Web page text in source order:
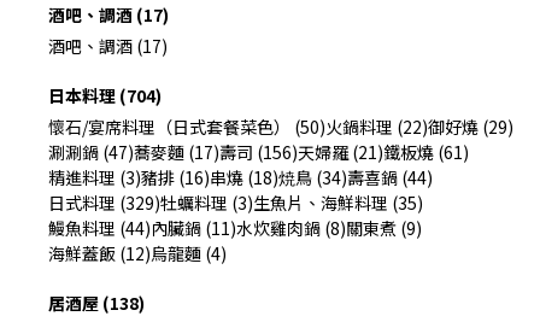
酒吧、調酒 (17)
酒吧、調酒 (17)
日本料理 (704)
懷石/宴席料理（日式套餐菜色） (50)火鍋料理 (22)御好燒 (29)
涮涮鍋 (47)蕎麥麵 (17)壽司 (156)天婦羅 (21)鐵板燒 (61)
精進料理 (3)豬排 (16)串燒 (18)焼鳥 (34)壽喜鍋 (44)
日式料理 (329)牡蠣料理 (3)生魚片、海鮮料理 (35)
鰻魚料理 (44)內臟鍋 (11)水炊雞肉鍋 (8)關東煮 (9)
海鮮蓋飯 (12)烏龍麵 (4)
居酒屋 (138)